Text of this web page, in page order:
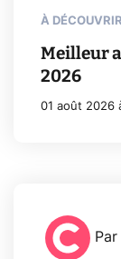
À DÉCOUVRIR
Meilleur
2026
01 août 2026
Par